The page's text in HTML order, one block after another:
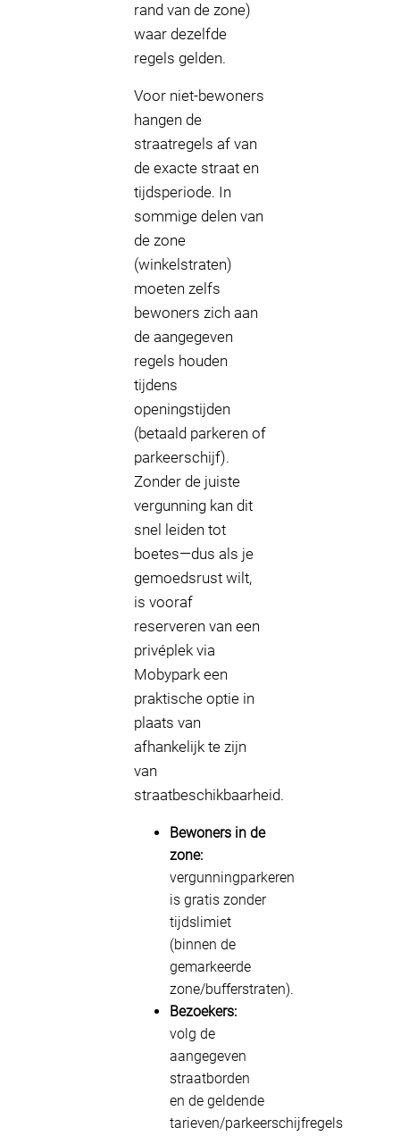
rand van de zone)
waar dezelfde
regels gelden.
Voor niet-bewoners
hangen de
straatregels af van
de exacte straat en
tijdsperiode. In
sommige delen van
de zone
(winkelstraten)
moeten zelfs
bewoners zich aan
de aangegeven
regels houden
tijdens
openingstijden
(betaald parkeren of
parkeerschijf).
Zonder de juiste
vergunning kan dit
snel leiden tot
boetes—dus als je
gemoedsrust wilt,
is vooraf
reserveren van een
privéplek via
Mobypark een
praktische optie in
plaats van
afhankelijk te zijn
van
straatbeschikbaarheid.
Bewoners in de
zone:
vergunningparkeren
is gratis zonder
tijdslimiet
(binnen de
gemarkeerde
zone/bufferstraten).
Bezoekers:
volg de
aangegeven
straatborden
en de geldende
tarieven/parkeerschijfregels